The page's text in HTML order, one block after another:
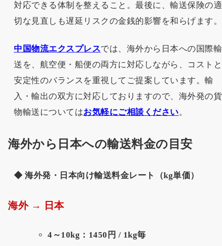
対応できる体制を整えること。最後に、輸送保険の適
切な見直しも遅延リスクの金銭的影響を和らげます。
中国物流エクスプレスでは、海外から日本への国際輸
送を、航空便・船便の両方に対応しながら、コストと
安定性のバランスを重視してご提案しています。輸
入・輸出の双方に対応しておりますので、海外発の貨
物輸送についてはお気軽にご相談ください。
海外から日本への輸送料金の目安
◆ 海外発・日本向け輸送料金レート（kg単価）
海外 → 日本
4～10kg：1450円 / 1kg毎